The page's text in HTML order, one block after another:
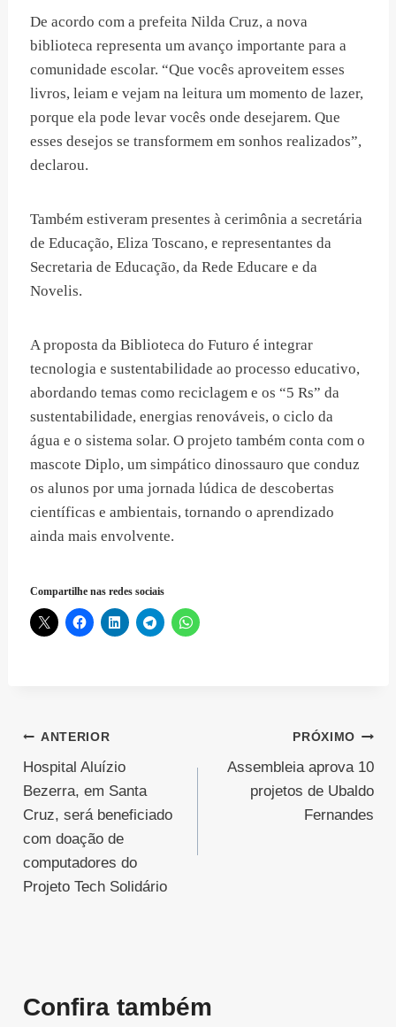
De acordo com a prefeita Nilda Cruz, a nova
biblioteca representa um avanço importante para a
comunidade escolar. “Que vocês aproveitem esses
livros, leiam e vejam na leitura um momento de lazer,
porque ela pode levar vocês onde desejarem. Que
esses desejos se transformem em sonhos realizados”,
declarou.
Também estiveram presentes à cerimônia a secretária
de Educação, Eliza Toscano, e representantes da
Secretaria de Educação, da Rede Educare e da
Novelis.
A proposta da Biblioteca do Futuro é integrar
tecnologia e sustentabilidade ao processo educativo,
abordando temas como reciclagem e os “5 Rs” da
sustentabilidade, energias renováveis, o ciclo da
água e o sistema solar. O projeto também conta com o
mascote Diplo, um simpático dinossauro que conduz
os alunos por uma jornada lúdica de descobertas
científicas e ambientais, tornando o aprendizado
ainda mais envolvente.
Compartilhe nas redes sociais
Navegação
de
Post
ANTERIOR
Hospital Aluízio
Bezerra, em Santa
Cruz, será beneficiado
com doação de
computadores do
Projeto Tech Solidário
PRÓXIMO
Assembleia aprova 10
projetos de Ubaldo
Fernandes
Confira também